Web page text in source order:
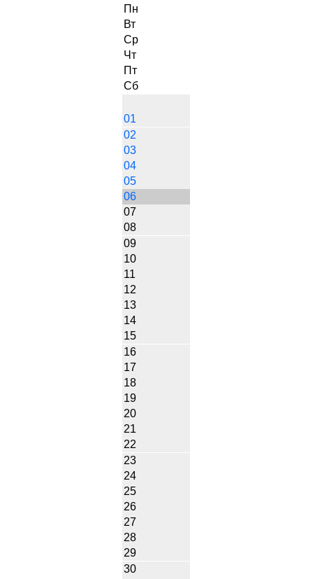
Пн
Вт
Ср
Чт
Пт
Сб
01
02
03
04
05
06
07
08
09
10
11
12
13
14
15
16
17
18
19
20
21
22
23
24
25
26
27
28
29
30